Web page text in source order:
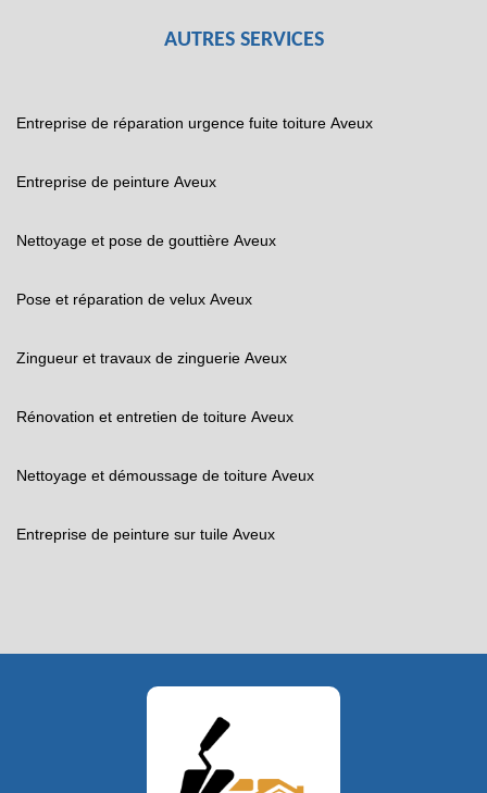
AUTRES SERVICES
Entreprise de réparation urgence fuite toiture Aveux
Entreprise de peinture Aveux
Nettoyage et pose de gouttière Aveux
Pose et réparation de velux Aveux
Zingueur et travaux de zinguerie Aveux
Rénovation et entretien de toiture Aveux
Nettoyage et démoussage de toiture Aveux
Entreprise de peinture sur tuile Aveux